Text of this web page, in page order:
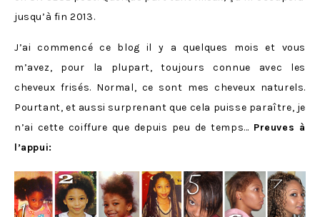
jusqu’à fin 2013.
J’ai commencé ce blog il y a quelques mois et vous
m’avez, pour la plupart, toujours connue avec les
cheveux frisés. Normal, ce sont mes cheveux naturels.
Pourtant, et aussi surprenant que cela puisse paraître, je
n’ai cette coiffure que depuis peu de temps… Preuves à
l’appui: